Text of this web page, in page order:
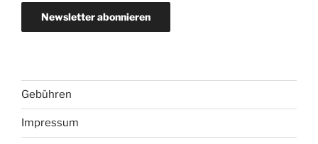
Gebühren
Impressum